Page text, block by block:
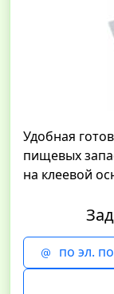
Удобная
пищевых
на клеевой
по эл.